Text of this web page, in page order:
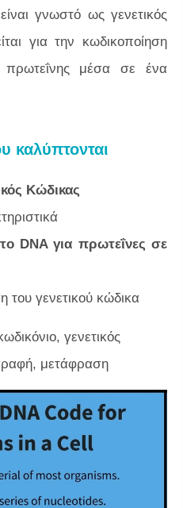
γνωστό ως γενετικός
για την κωδικοποίηση
μέσα σε ένα
καλύπτονται
Κώδικας
DNA για πρωτεΐνες σε
γενετικού κώδικα
γενετικός
μετάφραση